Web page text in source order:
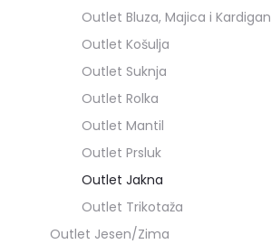
Outlet Bluza, Majica i Kardigan
Outlet Košulja
Outlet Suknja
Outlet Rolka
Outlet Mantil
Outlet Prsluk
Outlet Jakna
Outlet Trikotaža
Outlet Jesen/Zima